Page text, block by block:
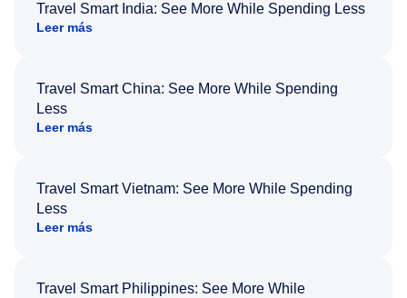
Travel Smart India: See More While Spending Less
Leer más
Travel Smart China: See More While Spending
Less
Leer más
Travel Smart Vietnam: See More While Spending
Less
Leer más
Travel Smart Philippines: See More While